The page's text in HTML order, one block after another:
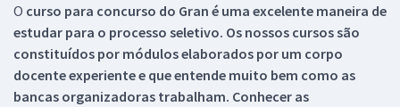
O curso para concurso do Gran é uma excelente maneira de
estudar para o processo seletivo. Os nossos cursos são
constituídos por módulos elaborados por um corpo
docente experiente e que entende muito bem como as
bancas organizadoras trabalham. Conhecer as